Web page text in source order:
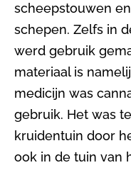
scheepstouwen
schepen. Zelfs in
werd gebruik
materiaal is
medicijn was
gebruik. Het was
kruidentuin door
ook in de tuin van